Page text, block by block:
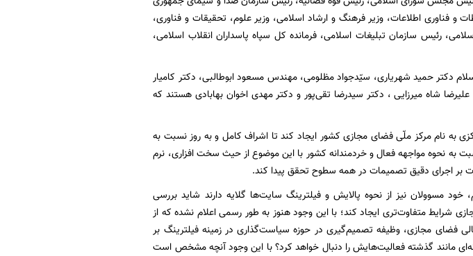
و فناوری اطلاعات، وزیر فرهنگ و ارشاد اسلامی، وزیر علوم، تحقیقات و فناوری،
رئیس سازمان تبلیغات اسلامی، فرمانده کل سپاه پاسداران انقلاب اسلامی،
دکتر حمید شهریاری، سیّدجواد مظلومی، مهندس مسعود ابوطالبی، دکتر کامیار
شاه میرزایی ، دکتر سیدرضا تقی‌پور و دکتر مهدی اخوان بهابادی هستند که
به نام مرکز ملّی فضای مجازی کشور ایجاد کند تا اشراف کامل و به روز نسبت به
نحوه مواجهه فعال و خردمندانه کشور با این موضوع از حیث سخت افزاری، نرم
بر اجرای دقیق تصمیمات در همه سطوح تحقق پیدا کند.
خود مسوولان نیز از نحوه پالایش و فیلترینگ سایت‌ها گلایه دارند شاید بررسی
شرایط متفاوت‌تری ایجاد کند؛ با این وجود هنوز به طور رسمی اعلام نشده که از
مجازی، وظیفه تصمیم‌گیری در حوزه سیاست‌گذاری در زمینه فیلترینگ بر
مانند گذشته فعالیت‌هایش را دنبال خواهد کرد؟ با این وجود آنچه مشخص است